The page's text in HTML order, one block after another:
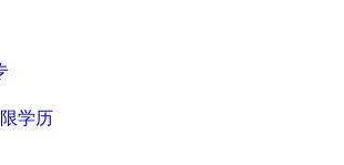
学历